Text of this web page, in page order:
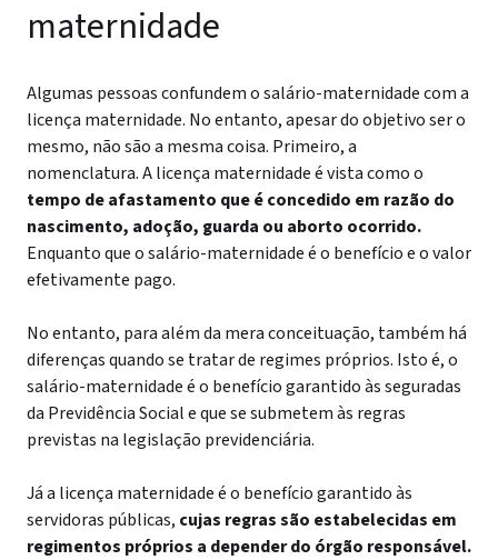
maternidade
Algumas pessoas confundem o salário-maternidade com a
licença maternidade. No entanto, apesar do objetivo ser o
mesmo, não são a mesma coisa. Primeiro, a
nomenclatura. A licença maternidade é vista como o
tempo de afastamento que é concedido em razão do
nascimento, adoção, guarda ou aborto ocorrido.
Enquanto que o salário-maternidade é o benefício e o valor
efetivamente pago.
No entanto, para além da mera conceituação, também há
diferenças quando se tratar de regimes próprios. Isto é, o
salário-maternidade é o benefício garantido às seguradas
da Previdência Social e que se submetem às regras
previstas na legislação previdenciária.
Já a licença maternidade é o benefício garantido às
servidoras públicas, cujas regras são estabelecidas em
regimentos próprios a depender do órgão responsável.